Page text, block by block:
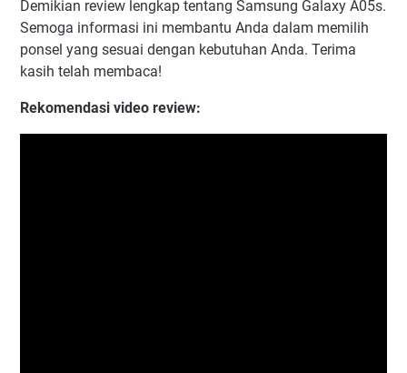
Demikian review lengkap tentang Samsung Galaxy A05s.
Semoga informasi ini membantu Anda dalam memilih
ponsel yang sesuai dengan kebutuhan Anda. Terima
kasih telah membaca!
Rekomendasi video review: